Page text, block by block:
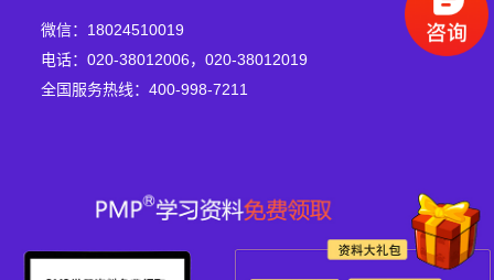
微信：18024510019
电话：020-38012006，020-38012019
全国服务热线：400-998-7211